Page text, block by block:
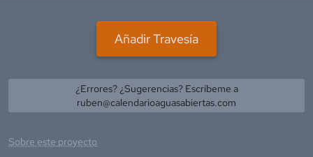
Añadir Travesía
¿Errores? ¿Sugerencias? Escríbeme a
ruben@calendarioaguasabiertas.com
Sobre este proyecto